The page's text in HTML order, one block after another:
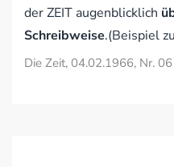
der ZEIT augenblicklich
Schreibweise.(Beispiel
Die Zeit, 04.02.1966, Nr. 06